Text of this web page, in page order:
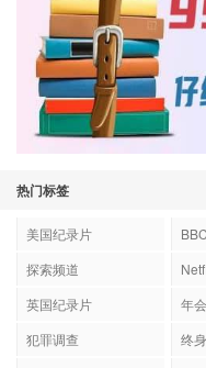
热门标签
美国纪录片
探索频道
英国纪录片
年
犯罪调查
终